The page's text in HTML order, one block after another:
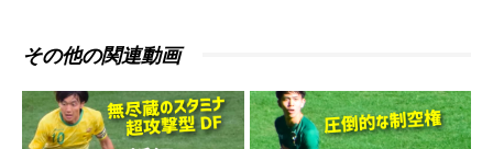
その他の関連動画